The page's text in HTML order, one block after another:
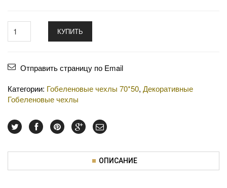
КУПИТЬ
Отправить страницу по Email
Категории: Гобеленовые чехлы 70*50, Декоративные
Гобеленовые чехлы
ОПИСАНИЕ